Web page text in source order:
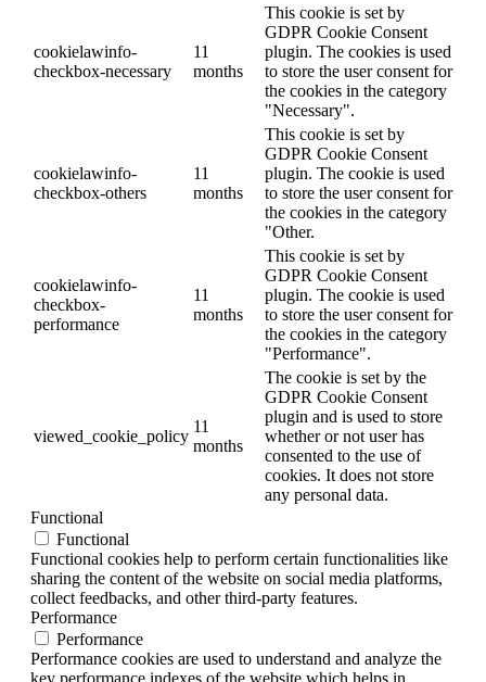
cookielawinfo-
checkbox-necessary
11
months
This cookie is set by
GDPR Cookie Consent
plugin. The cookies is used
to store the user consent for
the cookies in the category
"Necessary".
cookielawinfo-
checkbox-others
11
months
This cookie is set by
GDPR Cookie Consent
plugin. The cookie is used
to store the user consent for
the cookies in the category
"Other.
cookielawinfo-
checkbox-
performance
11
months
This cookie is set by
GDPR Cookie Consent
plugin. The cookie is used
to store the user consent for
the cookies in the category
"Performance".
viewed_cookie_policy
11
months
The cookie is set by the
GDPR Cookie Consent
plugin and is used to store
whether or not user has
consented to the use of
cookies. It does not store
any personal data.
Functional
Functional
Functional cookies help to perform certain functionalities like
sharing the content of the website on social media platforms,
collect feedbacks, and other third-party features.
Performance
Performance
Performance cookies are used to understand and analyze the